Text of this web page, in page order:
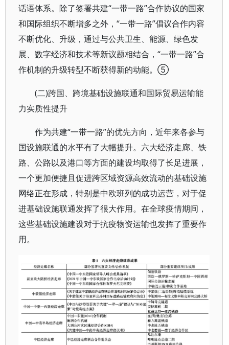
话语体系。除了签署共建“一带一路”合作协议的国家
和国际组织不断增多之外，“一带一路”倡议合作内容
不断优化、升级，通过与公共卫生、能源、绿色发
展、数字经济和技术等新议题相结合，“一带一路”合
作机制的升级转型不断获得新的动能。⑤
(二)跨国、跨境基础设施联通和国际贸易运输能
力实质性提升
作为共建“一带一路”的优先方向，近年来各参与
国设施联通的水平有了大幅提升。六大经济走廊、铁
路、公路以及港口等方面的建设均取得了长足进展，
一个更加便捷且促进跨区域资源高效流动的基础设施
网络正在形成，特别是中欧班列的成功运营，对于促
进基础设施联通发挥了很大作用。在全球疫情期间，
这些基础设施建设对于抗疫物资运输也发挥了重要作
用。